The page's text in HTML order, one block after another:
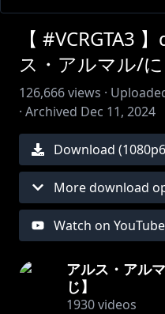
【
ス・アルマル/に
126,666views ·
· Archived Dec 11, 2024
Download (1080p
More download
Watch on YouTube
アルス・アル
じ】
1930videos